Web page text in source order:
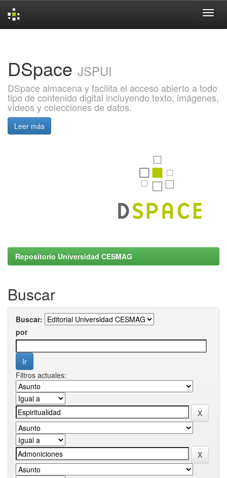
DSpace JSPUI
DSpace almacena y facilita el acceso abierto a todo
tipo de contenido digital incluyendo texto, imágenes,
vídeos y colecciones de datos.
Leer más
Repositorio Universidad CESMAG
Buscar
Buscar:
por
Filtros actuales: